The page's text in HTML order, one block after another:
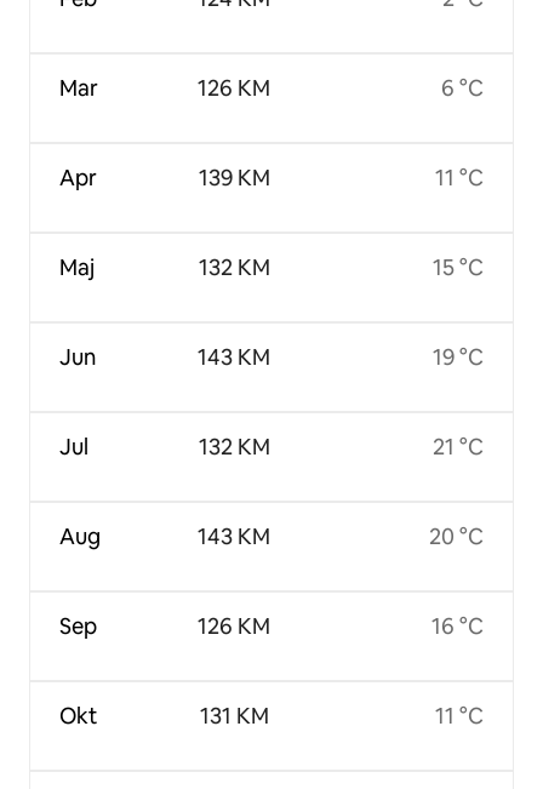
Mar
Apr
Maj
Jun
Jul
Aug
Sep
Okt
126 KM
139 KM
132 KM
143 KM
132 KM
143 KM
126 KM
131 KM
6 °C
11 °C
15 °C
19 °C
21 °C
20 °C
16 °C
11 °C